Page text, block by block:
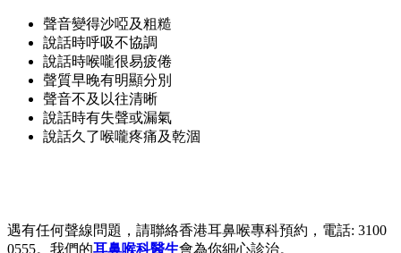
聲音變得沙啞及粗糙
說話時呼吸不協調
說話時喉嚨很易疲倦
聲質早晚有明顯分別
聲音不及以往清晰
說話時有失聲或漏氣
說話久了喉嚨疼痛及乾涸
遇有任何聲線問題，請聯絡香港耳鼻喉專科預約，電話: 3100
0555。我們的耳鼻喉科醫生會為你細心診治。